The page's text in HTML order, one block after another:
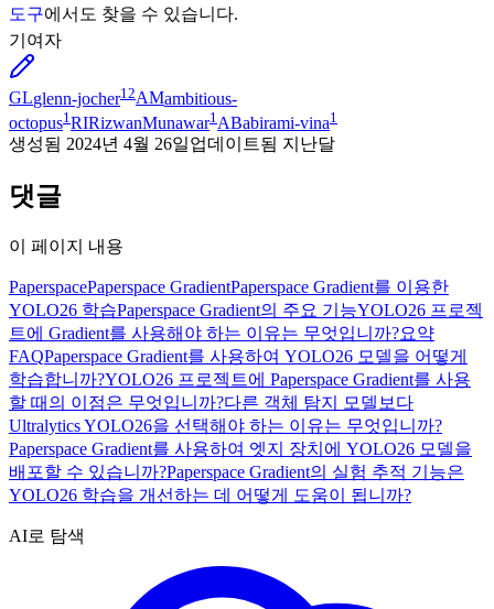
도구에서도 찾을 수 있습니다.
기여자
GLglenn-jocher12AMambitious-
octopus1 RIRizwanMunawar1 ABabirami-vina1
생성됨 2024년 4월 26일업데이트됨 지난달
댓글
이 페이지 내용
PaperspacePaperspace GradientPaperspace Gradient를 이용한
YOLO26 학습Paperspace Gradient의 주요 기능YOLO26 프로젝
트에 Gradient를 사용해야 하는 이유는 무엇입니까?요약
FAQPaperspace Gradient를 사용하여 YOLO26 모델을 어떻게
학습합니까?YOLO26 프로젝트에 Paperspace Gradient를 사용
할 때의 이점은 무엇입니까?다른 객체 탐지 모델보다
Ultralytics YOLO26을 선택해야 하는 이유는 무엇입니까?
Paperspace Gradient를 사용하여 엣지 장치에 YOLO26 모델을
배포할 수 있습니까?Paperspace Gradient의 실험 추적 기능은
YOLO26 학습을 개선하는 데 어떻게 도움이 됩니까?
AI로 탐색